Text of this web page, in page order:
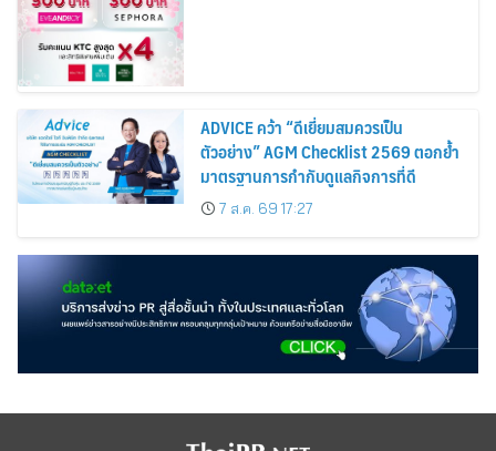
ADVICE คว้า “ดีเยี่ยมสมควรเป็น
ตัวอย่าง” AGM Checklist 2569 ตอกย้ำ
มาตรฐานการกำกับดูแลกิจการที่ดี
7 ส.ค. 69 17:27